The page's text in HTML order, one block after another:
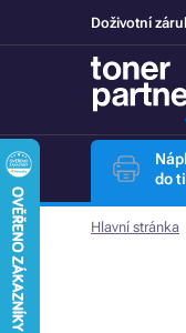
Doživotní
do
Hlavní stránka